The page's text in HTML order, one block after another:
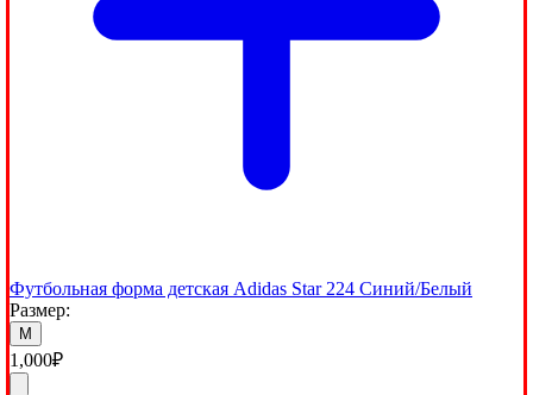
Футбольная форма детская Adidas Star 224 Синий/Белый
Размер:
M
1,000₽